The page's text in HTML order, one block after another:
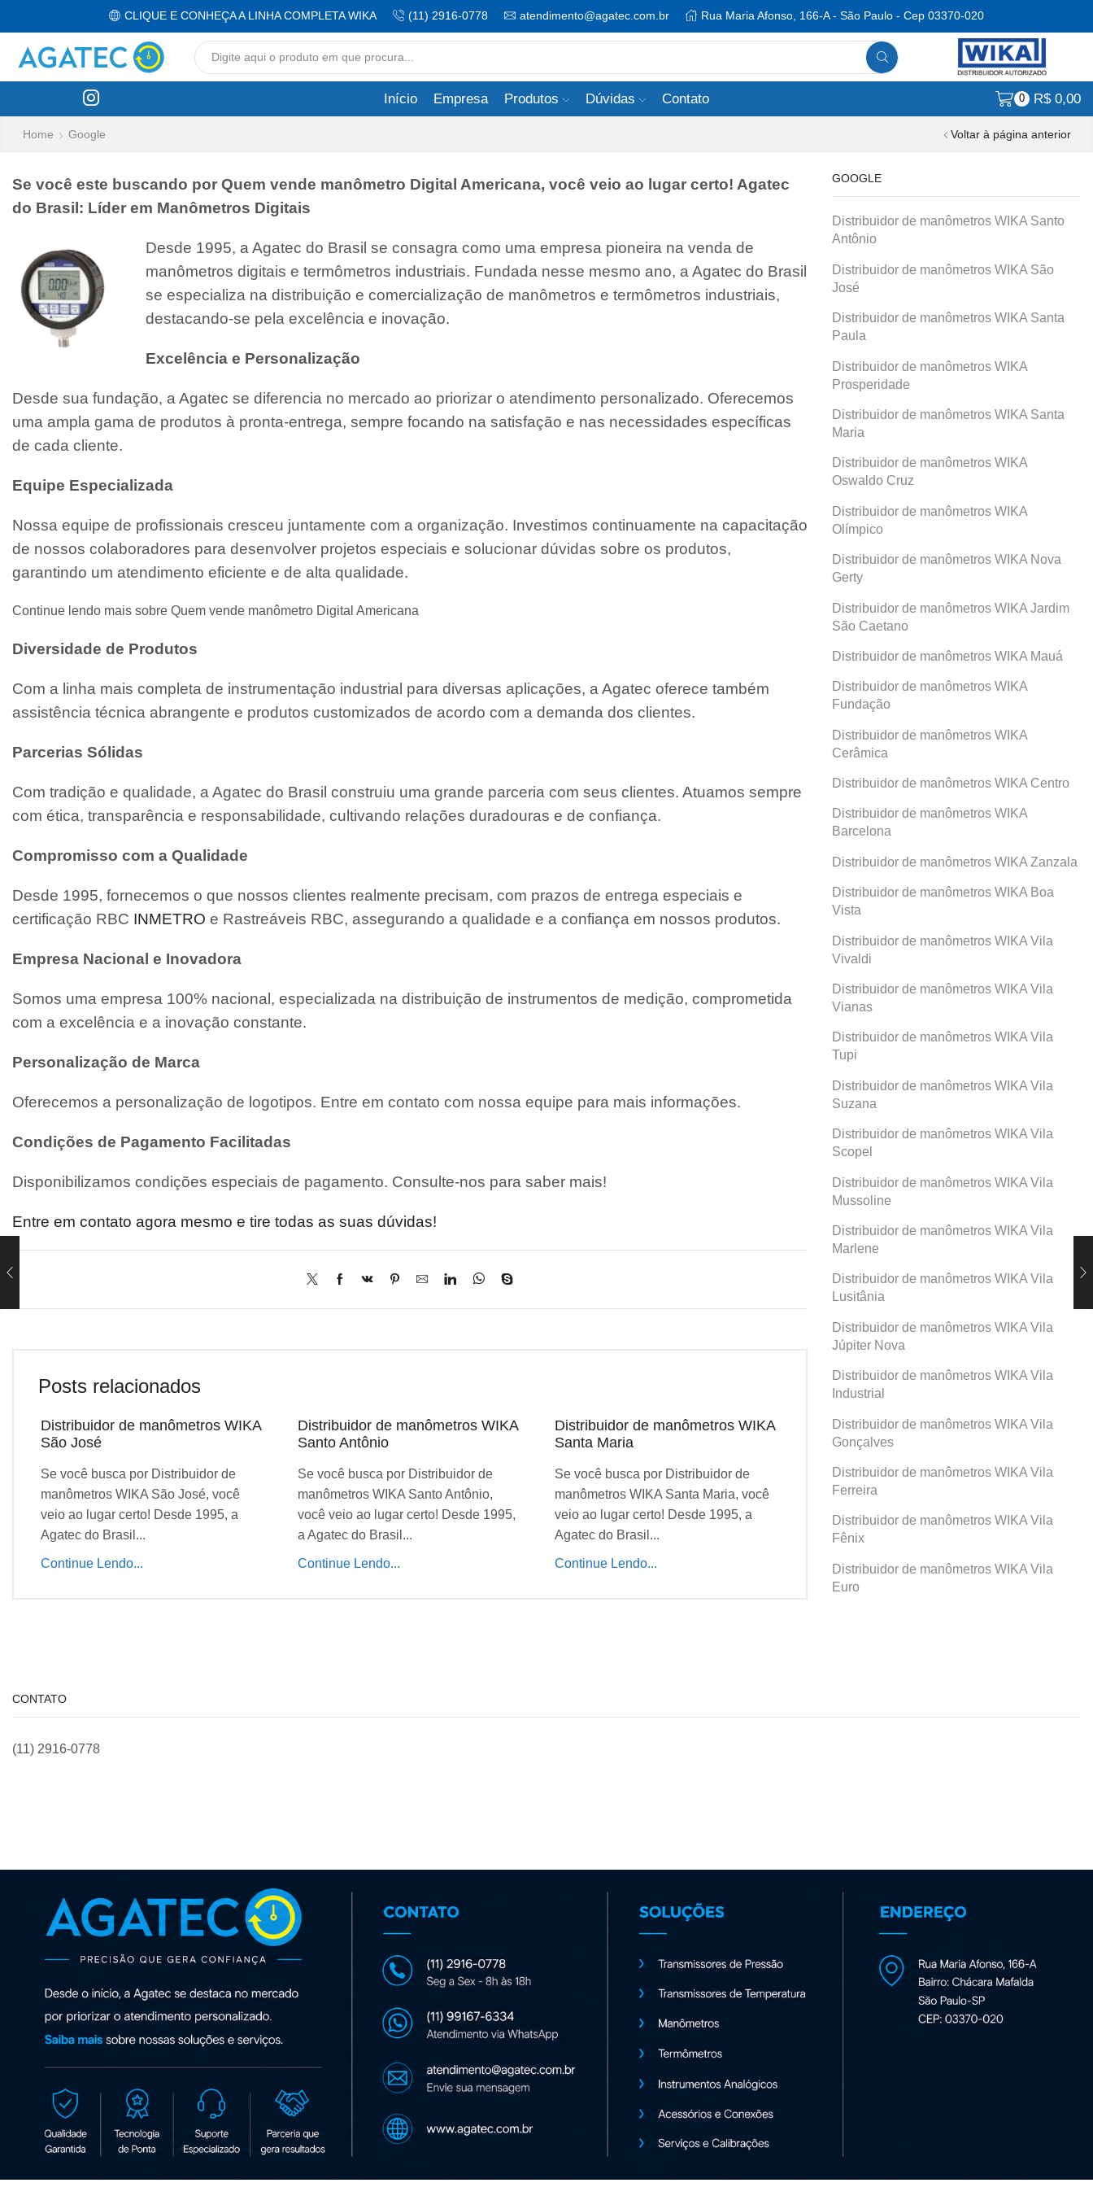
CLIQUE E CONHEÇA A LINHA COMPLETA WIKA (11) 2916-0778 atendimento@agatec.com.br Rua Maria Afonso, 166-A - São Paulo - Cep 03370-020
input
Início Empresa Produtos Dúvidas Contato 0 R$0,00
Voltar à página anterior
Home Google
Se você este buscando por Quem vende manômetro Digital Americana, você veio ao lugar certo! Agatec
do Brasil: Líder em Manômetros Digitais
Desde 1995, a Agatec do Brasil se consagra como uma empresa pioneira na venda de
manômetros digitais e termômetros industriais. Fundada nesse mesmo ano, a Agatec do Brasil
se especializa na distribuição e comercialização de manômetros e termômetros industriais,
destacando-se pela excelência e inovação.
Excelência e Personalização
Desde sua fundação, a Agatec se diferencia no mercado ao priorizar o atendimento personalizado. Oferecemos
uma ampla gama de produtos à pronta-entrega, sempre focando na satisfação e nas necessidades específicas
de cada cliente.
Equipe Especializada
Nossa equipe de profissionais cresceu juntamente com a organização. Investimos continuamente na capacitação
de nossos colaboradores para desenvolver projetos especiais e solucionar dúvidas sobre os produtos,
garantindo um atendimento eficiente e de alta qualidade.
Continue lendo mais sobre Quem vende manômetro Digital Americana
Diversidade de Produtos
Com a linha mais completa de instrumentação industrial para diversas aplicações, a Agatec oferece também
assistência técnica abrangente e produtos customizados de acordo com a demanda dos clientes.
Parcerias Sólidas
Com tradição e qualidade, a Agatec do Brasil construiu uma grande parceria com seus clientes. Atuamos sempre
com ética, transparência e responsabilidade, cultivando relações duradouras e de confiança.
Compromisso com a Qualidade
Desde 1995, fornecemos o que nossos clientes realmente precisam, com prazos de entrega especiais e
certificação RBC INMETRO e Rastreáveis RBC, assegurando a qualidade e a confiança em nossos produtos.
Empresa Nacional e Inovadora
Somos uma empresa 100% nacional, especializada na distribuição de instrumentos de medição, comprometida
com a excelência e a inovação constante.
Personalização de Marca
Oferecemos a personalização de logotipos. Entre em contato com nossa equipe para mais informações.
Condições de Pagamento Facilitadas
Disponibilizamos condições especiais de pagamento. Consulte-nos para saber mais!
Entre em contato agora mesmo e tire todas as suas dúvidas!
Posts relacionados
Distribuidor de manômetros WIKA
São José
Se você busca por Distribuidor de
manômetros WIKA São José, você
veio ao lugar certo! Desde 1995, a
Agatec do Brasil...
Continue Lendo...
Distribuidor de manômetros WIKA
Santo Antônio
Se você busca por Distribuidor de
manômetros WIKA Santo Antônio,
você veio ao lugar certo! Desde 1995,
a Agatec do Brasil...
Continue Lendo...
Distribuidor de manômetros WIKA
Santa Maria
Se você busca por Distribuidor de
manômetros WIKA Santa Maria, você
veio ao lugar certo! Desde 1995, a
Agatec do Brasil...
Continue Lendo...
Distribuidor de manômetros WIKA
Prosperidade
Se você busca por Distribuidor de
manômetros WIKA Prosperidade, você
veio ao lugar certo! Desde 1995, a
Agatec do Brasil vem...
Continue Lendo...
GOOGLE
Distribuidor de manômetros WIKA Santo
Antônio
Distribuidor de manômetros WIKA São
José
Distribuidor de manômetros WIKA Santa
Paula
Distribuidor de manômetros WIKA
Prosperidade
Distribuidor de manômetros WIKA Santa
Maria
Distribuidor de manômetros WIKA
Oswaldo Cruz
Distribuidor de manômetros WIKA
Olímpico
Distribuidor de manômetros WIKA Nova
Gerty
Distribuidor de manômetros WIKA Jardim
São Caetano
Distribuidor de manômetros WIKA Mauá
Distribuidor de manômetros WIKA
Fundação
Distribuidor de manômetros WIKA
Cerâmica
Distribuidor de manômetros WIKA Centro
Distribuidor de manômetros WIKA
Barcelona
Distribuidor de manômetros WIKA Zanzala
Distribuidor de manômetros WIKA Boa
Vista
Distribuidor de manômetros WIKA Vila
Vivaldi
Distribuidor de manômetros WIKA Vila
Vianas
Distribuidor de manômetros WIKA Vila
Tupi
Distribuidor de manômetros WIKA Vila
Suzana
Distribuidor de manômetros WIKA Vila
Scopel
Distribuidor de manômetros WIKA Vila
Mussoline
Distribuidor de manômetros WIKA Vila
Marlene
Distribuidor de manômetros WIKA Vila
Lusitânia
Distribuidor de manômetros WIKA Vila
Júpiter Nova
Distribuidor de manômetros WIKA Vila
Industrial
Distribuidor de manômetros WIKA Vila
Gonçalves
Distribuidor de manômetros WIKA Vila
Ferreira
Distribuidor de manômetros WIKA Vila
Fênix
Distribuidor de manômetros WIKA Vila
Euro
CONTATO
(11) 2916-0778